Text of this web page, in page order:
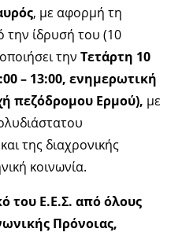
, με αφορμή τη
ίδρυσή του (10
την Τετάρτη 10
– 13:00, ενημερωτική
πεζόδρομου Ερμού), με
της διαχρονικής
κοινωνία.
του Ε.Ε.Σ. από όλους
Πρόνοιας,